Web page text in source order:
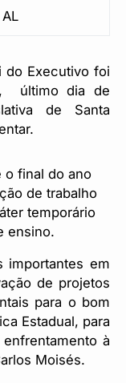
do Executivo foi
último dia de
de Santa
o final do ano
de trabalho
temporário
ensino.
importantes em
de projetos
para o bom
Estadual, para
à
Moisés.